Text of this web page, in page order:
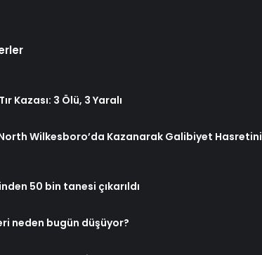
Kazası: 3 Ölü, 3 Yaralı
Wilkesboro’da Kazanarak Galibiyet Hasretini
50 bin tanesi çıkarıldı
neden bugün düşüyor?